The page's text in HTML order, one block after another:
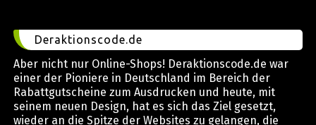
Deraktionscode.de
Aber nicht nur Online-Shops! Deraktionscode.de war
einer der Pioniere in Deutschland im Bereich der
Rabattgutscheine zum Ausdrucken und heute, mit
seinem neuen Design, hat es sich das Ziel gesetzt,
wieder an die Spitze der Websites zu gelangen, die